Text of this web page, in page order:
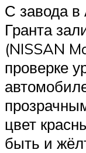
С завода
Гранта
(NISSAN
проверке
цвет
быть и